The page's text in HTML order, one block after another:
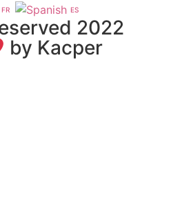
FR ES
2022
by Kacper